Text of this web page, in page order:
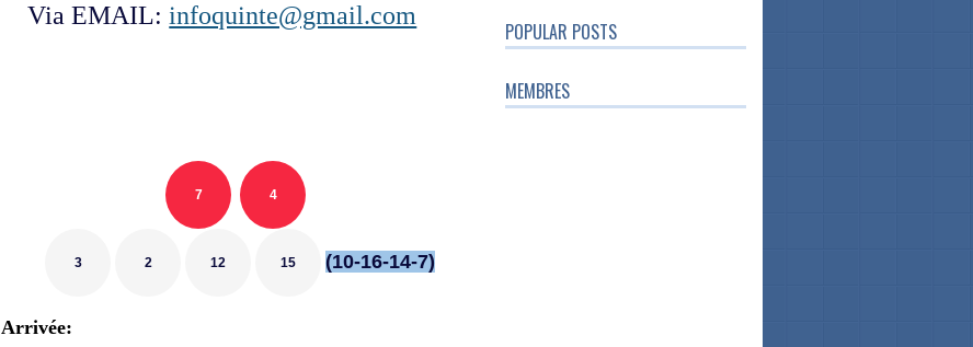
Via EMAIL: infoquinte@gmail.com
7 4
3 2 12 15 (10-16-14-7)
Arrivée:
POPULAR POSTS
MEMBRES